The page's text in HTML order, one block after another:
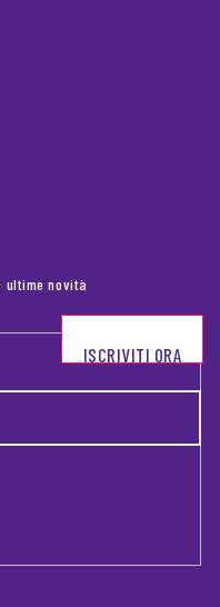
ultime novità
ISCRIVITI ORA